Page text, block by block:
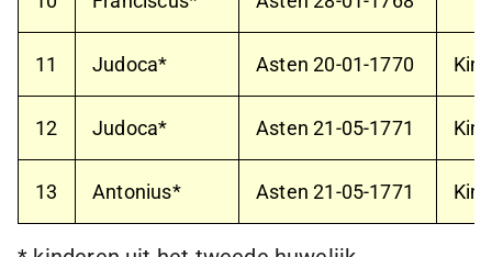
11 Judoca* Asten20-01-1770 Kind
12 Judoca* Asten21-05-1771 Kind
13 Antonius* Asten21-05-1771 Kind